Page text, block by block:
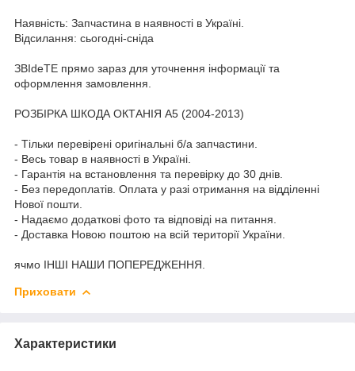
Наявність: Запчастина в наявності в Україні.
Відсилання: сьогодні-сніда
ЗВІdeТЕ прямо зараз для уточнення інформації та
оформлення замовлення.
РОЗБІРКА ШКОДА ОКТАНІЯ A5 (2004-2013)
- Тільки перевірені оригінальні б/а запчастини.
- Весь товар в наявності в Україні.
- Гарантія на встановлення та перевірку до 30 днів.
- Без передоплатів. Оплата у разі отримання на відділенні
Нової пошти.
- Надаємо додаткові фото та відповіді на питання.
- Доставка Новою поштою на всій території України.
ячмо ІНШІ НАШИ ПОПЕРЕДЖЕННЯ.
Приховати
Характеристики